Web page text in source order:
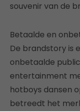
souvenir van de
Betaalde en
De brandstory is
onbetaalde
entertainment
hotboys dansen
betreedt het